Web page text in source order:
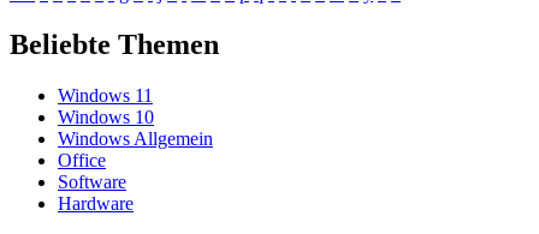
Beliebte Themen
Windows 11
Windows 10
Windows Allgemein
Office
Software
Hardware